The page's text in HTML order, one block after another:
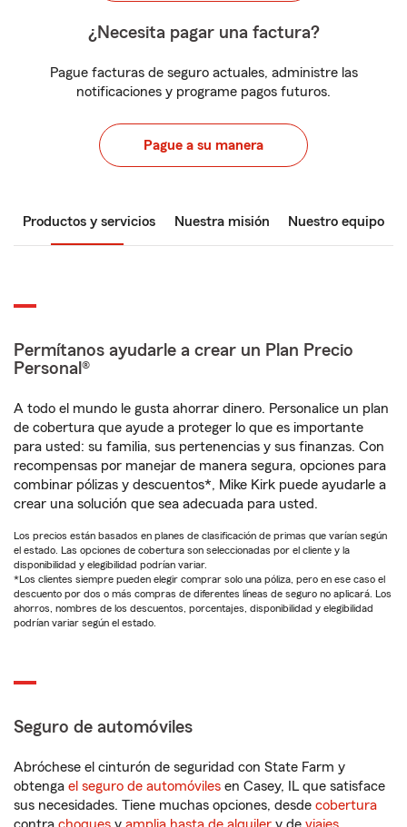
¿Necesita pagar una factura?
Pague facturas de seguro actuales, administre las
notificaciones y programe pagos futuros.
Pague a su manera
Productos y servicios Nuestra misión Nuestro equipo
Permítanos ayudarle a crear un Plan Precio
Personal®
A todo el mundo le gusta ahorrar dinero. Personalice un plan
de cobertura que ayude a proteger lo que es importante
para usted: su familia, sus pertenencias y sus finanzas. Con
recompensas por manejar de manera segura, opciones para
combinar pólizas y descuentos*, Mike Kirk puede ayudarle a
crear una solución que sea adecuada para usted.
Los precios están basados en planes de clasificación de primas que varían según
el estado. Las opciones de cobertura son seleccionadas por el cliente y la
disponibilidad y elegibilidad podrían variar.
*Los clientes siempre pueden elegir comprar solo una póliza, pero en ese caso el
descuento por dos o más compras de diferentes líneas de seguro no aplicará. Los
ahorros, nombres de los descuentos, porcentajes, disponibilidad y elegibilidad
podrían variar según el estado.
Seguro de automóviles
Abróchese el cinturón de seguridad con State Farm y
obtenga el seguro de automóviles en Casey, IL que satisface
sus necesidades. Tiene muchas opciones, desde cobertura